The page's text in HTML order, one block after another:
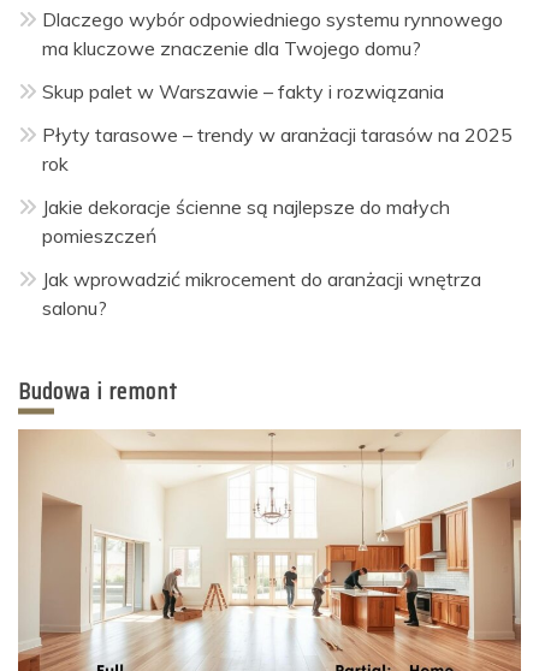
Dlaczego wybór odpowiedniego systemu rynnowego
ma kluczowe znaczenie dla Twojego domu?
Skup palet w Warszawie – fakty i rozwiązania
Płyty tarasowe – trendy w aranżacji tarasów na 2025
rok
Jakie dekoracje ścienne są najlepsze do małych
pomieszczeń
Jak wprowadzić mikrocement do aranżacji wnętrza
salonu?
Budowa i remont